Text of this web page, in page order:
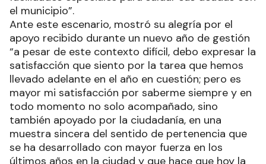
el municipio”.
Ante este escenario, mostró su alegría por el
apoyo recibido durante un nuevo año de gestión
“a pesar de este contexto difícil, debo expresar la
satisfacción que siento por la tarea que hemos
llevado adelante en el año en cuestión; pero es
mayor mi satisfacción por saberme siempre y en
todo momento no solo acompañado, sino
también apoyado por la ciudadanía, en una
muestra sincera del sentido de pertenencia que
se ha desarrollado con mayor fuerza en los
últimos años en la ciudad y que hace que hoy la